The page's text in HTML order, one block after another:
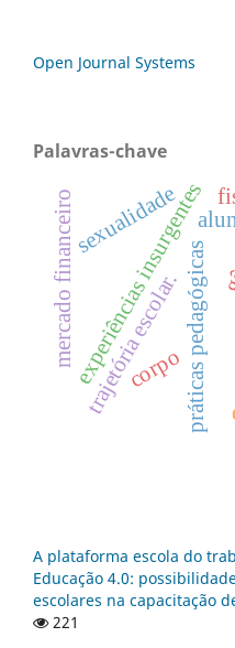
Open Journal Systems
Palavras-chave
corpopráticas pedagógicas
experiências insurgentes
trajetória escolar.
sexualidade
mercado financeiro
A plataforma escola do
Educação 4.0:
escolares na capacitação
221